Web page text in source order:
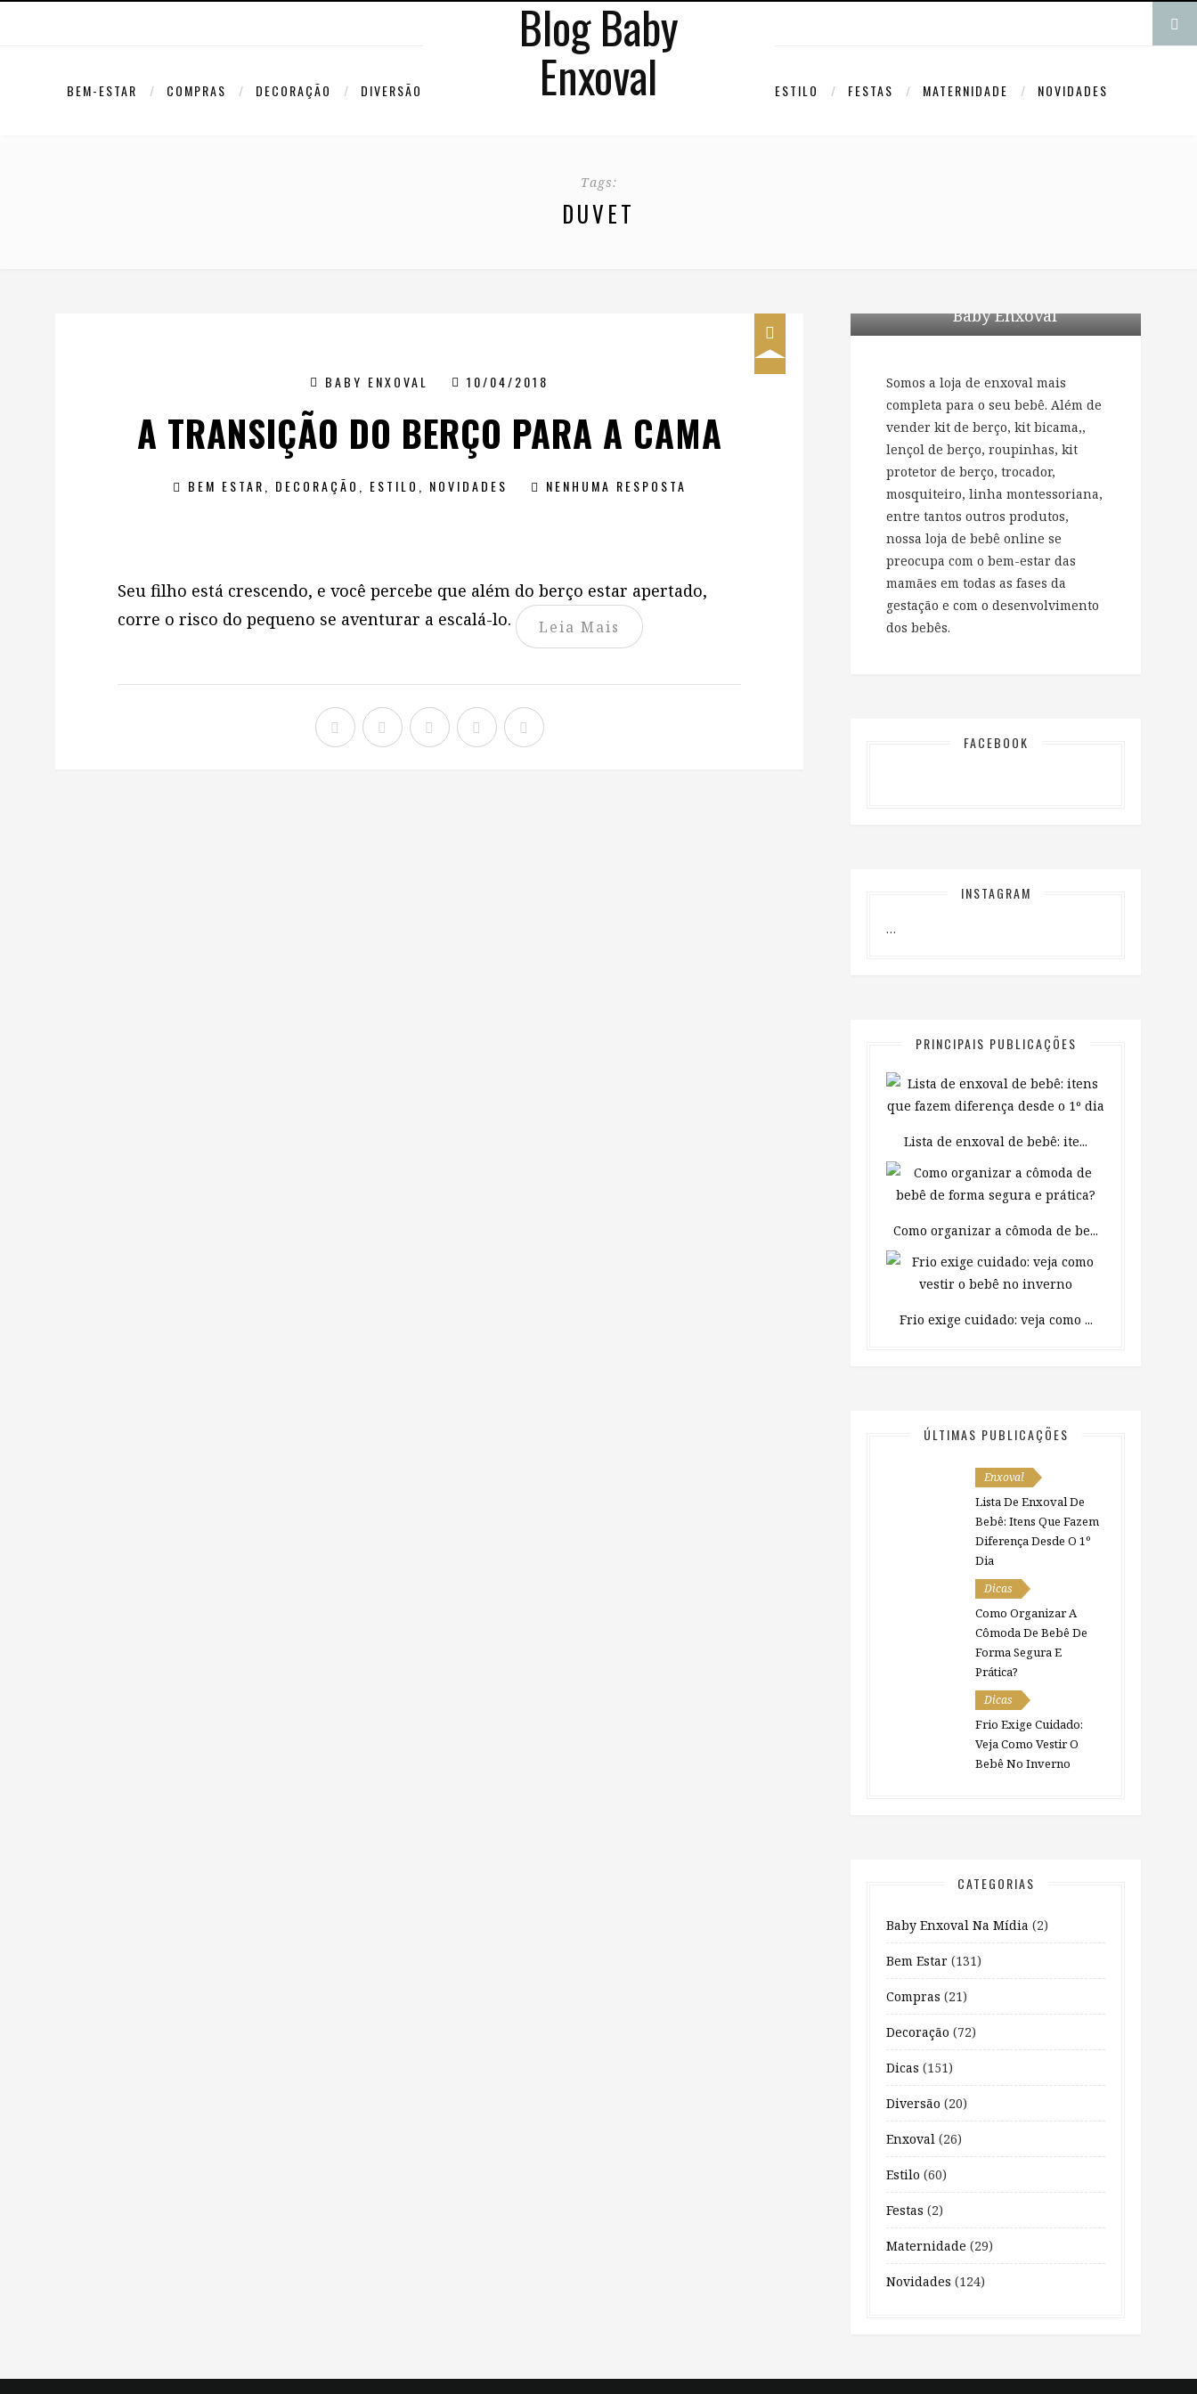
Blog Baby
Enxoval
BEM-ESTAR COMPRAS DECORAÇÃO DIVERSÃO ESTILO FESTAS MATERNIDADE NOVIDADES
Tags:
DUVET
BABY ENXOVAL 10/04/2018
A TRANSIÇÃO DO BERÇO PARA A CAMA
BEM ESTAR DECORAÇÃO ESTILO NOVIDADES NENHUMA RESPOSTA
Seu filho está crescendo, e você percebe que além do berço estar apertado,
corre o risco do pequeno se aventurar a escalá-lo.
Leia Mais
Baby Enxoval
Somos a loja de enxoval mais
completa para o seu bebê. Além de
vender kit de berço, kit bicama,,
lençol de berço, roupinhas, kit
protetor de berço, trocador,
mosquiteiro, linha montessoriana,
entre tantos outros produtos,
nossa loja de bebê online se
preocupa com o bem-estar das
mamães em todas as fases da
gestação e com o desenvolvimento
dos bebês.
FACEBOOK
INSTAGRAM
…
PRINCIPAIS PUBLICAÇÕES
Lista de enxoval de bebê: ite...
Como organizar a cômoda de be...
Frio exige cuidado: veja como ...
ÚLTIMAS PUBLICAÇÕES
Enxoval
Lista De Enxoval De
Bebê: Itens Que Fazem
Diferença Desde O 1º
Dia
Dicas
Como Organizar A
Cômoda De Bebê De
Forma Segura E
Prática?
Dicas
Frio Exige Cuidado:
Veja Como Vestir O
Bebê No Inverno
CATEGORIAS
Baby Enxoval Na Mídia (2)
Bem Estar (131)
Compras (21)
Decoração (72)
Dicas (151)
Diversão (20)
Enxoval (26)
Estilo (60)
Festas (2)
Maternidade (29)
Novidades (124)